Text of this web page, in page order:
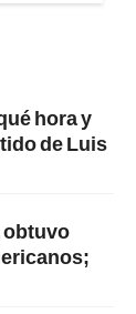
hora y
de Luis
obtuvo